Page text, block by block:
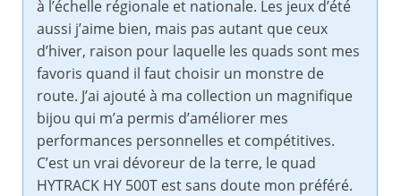
à l’échelle régionale et nationale. Les jeux d’été
aussi j’aime bien, mais pas autant que ceux
d’hiver, raison pour laquelle les quads sont mes
favoris quand il faut choisir un monstre de
route. J’ai ajouté à ma collection un magnifique
bijou qui m’a permis d’améliorer mes
performances personnelles et compétitives.
C’est un vrai dévoreur de la terre, le quad
HYTRACK HY 500T est sans doute mon préféré.